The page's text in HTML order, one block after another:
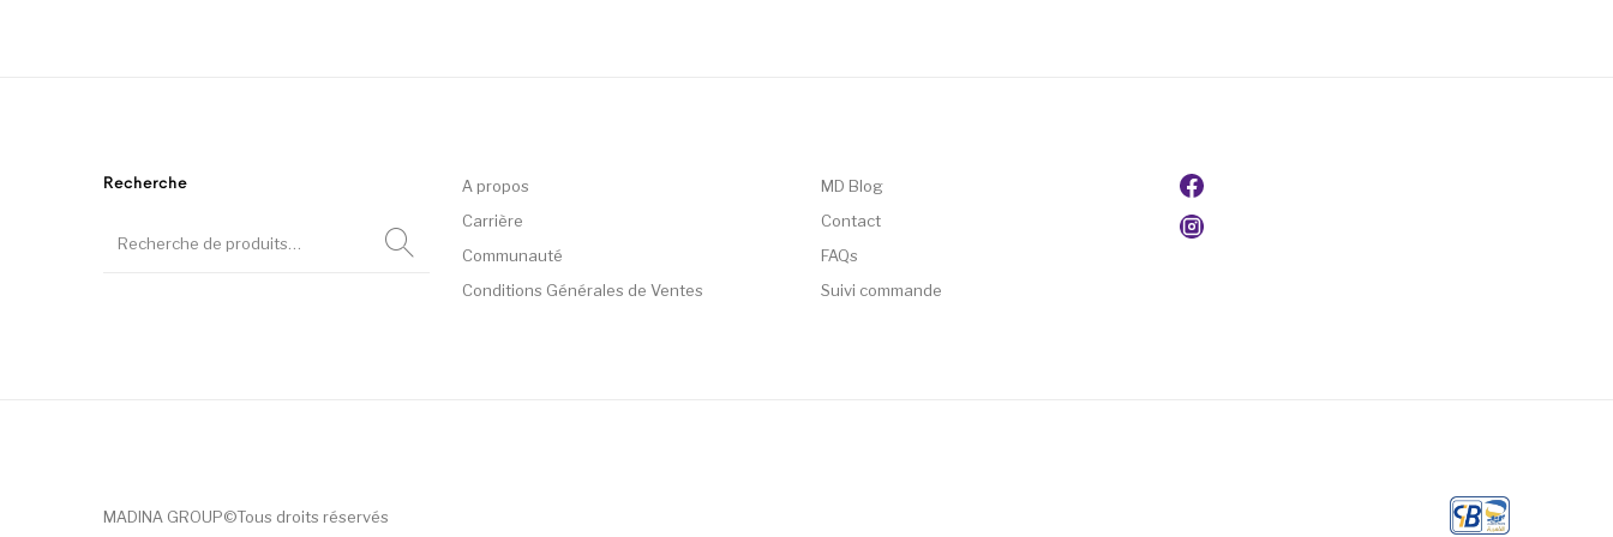
Recherche
A propos
Carrière
Communauté
Conditions Générales de Ventes
MD Blog
Contact
FAQs
Suivi commande
MADINA GROUP©Tous droits réservés